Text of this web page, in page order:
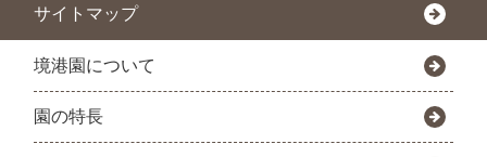
サイトマップ
境港園について
園の特長